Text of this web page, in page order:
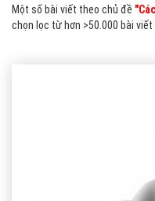
Một số bài viết theo chủ đề
chọn lọc từ hơn >50.000 bài